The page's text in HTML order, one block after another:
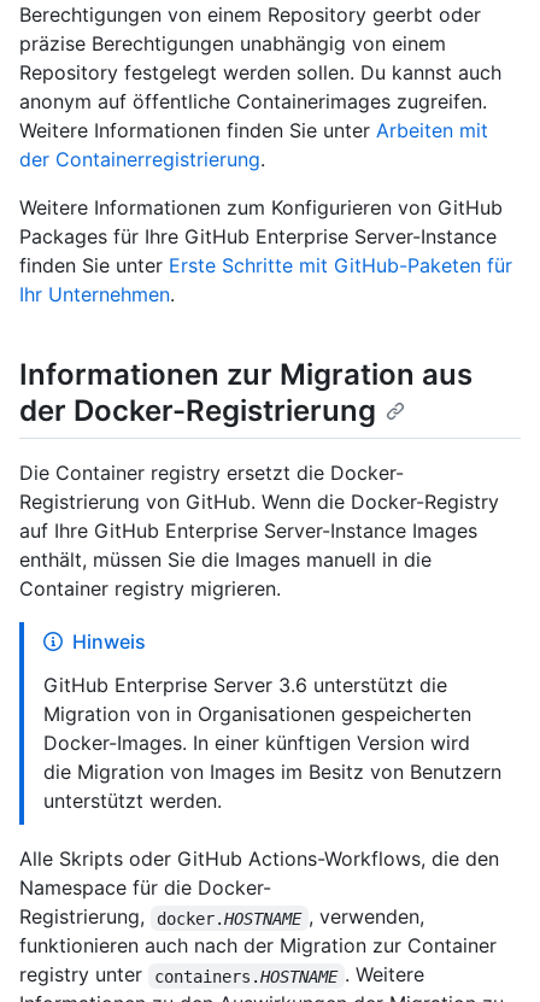
Berechtigungen von einem Repository geerbt oder
präzise Berechtigungen unabhängig von einem
Repository festgelegt werden sollen. Du kannst auch
anonym auf öffentliche Containerimages zugreifen.
Weitere Informationen finden Sie unter Arbeiten mit
der Containerregistrierung.
Weitere Informationen zum Konfigurieren von GitHub
Packages für Ihre GitHub Enterprise Server-Instance
finden Sie unter Erste Schritte mit GitHub-Paketen für
Ihr Unternehmen.
Informationen zur Migration aus
der Docker-Registrierung
Die Container registry ersetzt die Docker-
Registrierung von GitHub. Wenn die Docker-Registry
auf Ihre GitHub Enterprise Server-Instance Images
enthält, müssen Sie die Images manuell in die
Container registry migrieren.
Hinweis
GitHub Enterprise Server 3.6 unterstützt die
Migration von in Organisationen gespeicherten
Docker-Images. In einer künftigen Version wird
die Migration von Images im Besitz von Benutzern
unterstützt werden.
Alle Skripts oder GitHub Actions-Workflows, die den
Namespace für die Docker-
Registrierung,
docker.HOSTNAME , verwenden,
funktionieren auch nach der Migration zur Container
registry unter
containers.HOSTNAME . Weitere